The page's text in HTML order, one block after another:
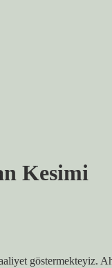
Kesimi
göstermekteyiz.